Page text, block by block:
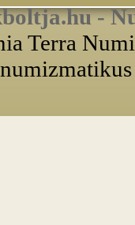
-
Terra
numizmatikus